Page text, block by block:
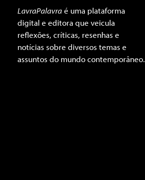
LavraPalavraé uma plataforma
digital e editora que veicula
reflexões, críticas, resenhas e
notícias sobre diversos temas e
assuntos do mundo contemporâneo.